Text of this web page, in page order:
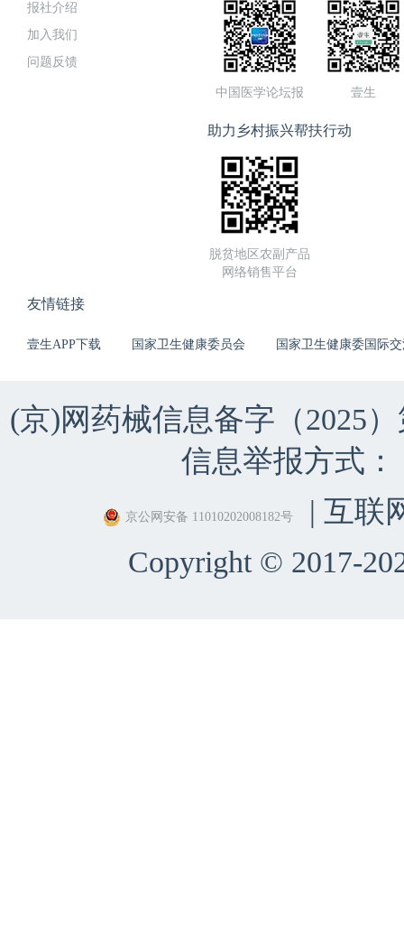
报社介绍
加入我们
问题反馈
中国医学论坛报 壹生
助力乡村振兴帮扶行动
脱贫地区农副产品
网络销售平台
友情链接
壹生APP下载 国家卫生健康委员会 国家卫生健康委国际
(京)网药械信息备字（2025
信息举报方式：
京公网安备 11010202008182号
| 互联
Copyright © 2017-